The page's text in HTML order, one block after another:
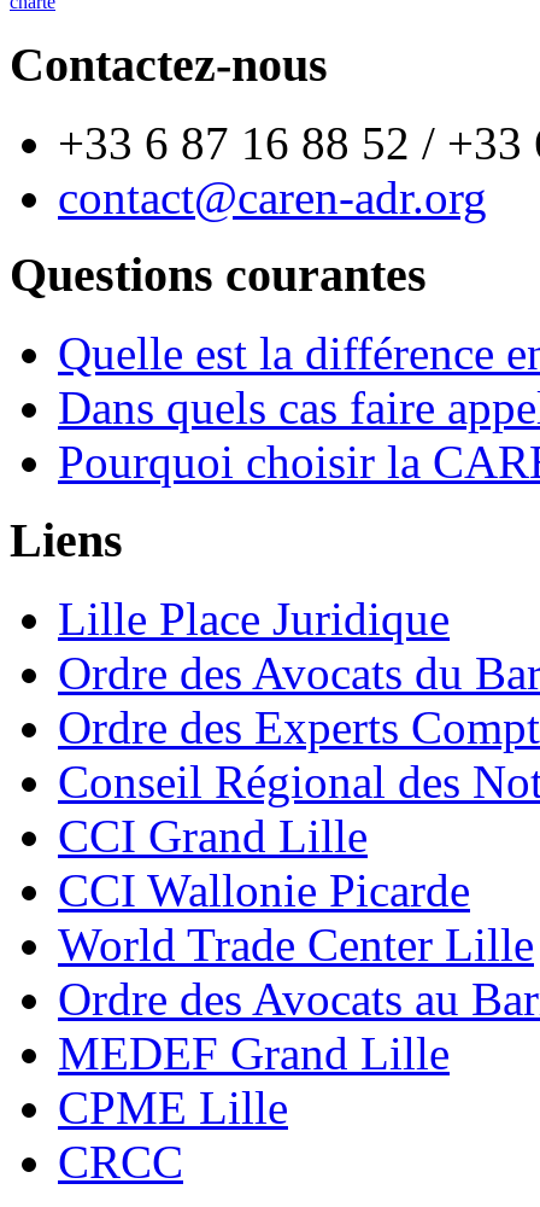
Contactez-nous
+33 6 87 16 88 52 / +33
contact@caren-adr.org
Questions courantes
Quelle est la différence
Dans quels cas faire
Pourquoi choisir la
Liens
Lille Place Juridique
Ordre des Avocats du
Ordre des Experts
Conseil Régional des
CCI Grand Lille
CCI Wallonie Picarde
World Trade Center Lille
Ordre des Avocats au
MEDEF Grand Lille
CPME Lille
CRCC